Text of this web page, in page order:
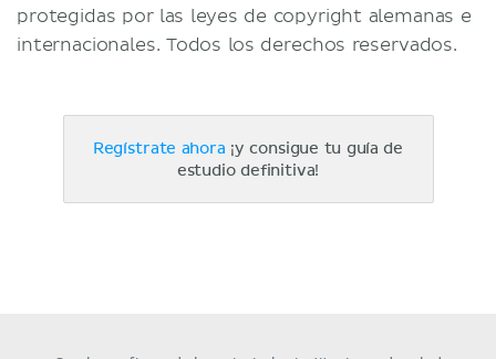
protegidas por las leyes de copyright alemanas e
internacionales. Todos los derechos reservados.
Regístrate ahora ¡y consigue tu guía de
estudio definitiva!